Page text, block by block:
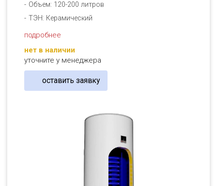
Объем: 120-200 литров
ТЭН: Керамический
подробнее
нет в наличии
уточните у менеджера
оставить заявку